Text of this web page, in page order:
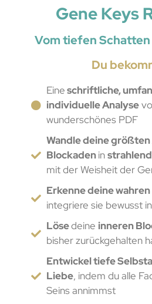
Gene Keys
Vom tiefen
Du
Eineschriftliche,
individuelle Analyse
wunderschönes PDF
Wandle deine
Blockadenin
mit der Weisheit der
Erkenne deine
integriere sie bewusst
Lösedeine inneren
bisher zurückgehalten
Entwickel tiefe
Liebe, indem du alle
Seins annimmst